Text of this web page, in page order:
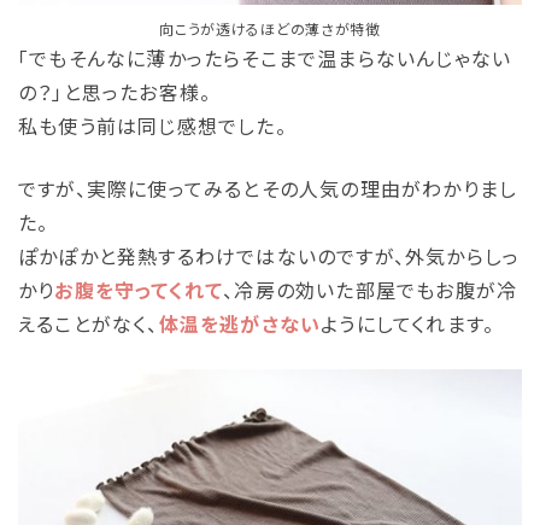
向こうが透けるほどの薄さが特徴
「でもそんなに薄かったらそこまで温まらないんじゃない
の？」と思ったお客様。
私も使う前は同じ感想でした。
ですが、実際に使ってみるとその人気の理由がわかりまし
た。
ぽかぽかと発熱するわけではないのですが、外気からしっ
かりお腹を守ってくれて、冷房の効いた部屋でもお腹が冷
えることがなく、 体温を逃がさないようにしてくれます。